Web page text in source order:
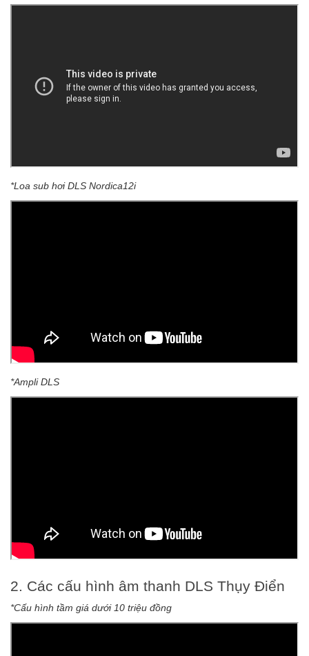
*Loa sub hơi DLS Nordica12i
*Ampli DLS
2. Các cấu hình âm thanh DLS Thụy Điển
*Cấu hình tầm giá dưới 10 triệu đồng